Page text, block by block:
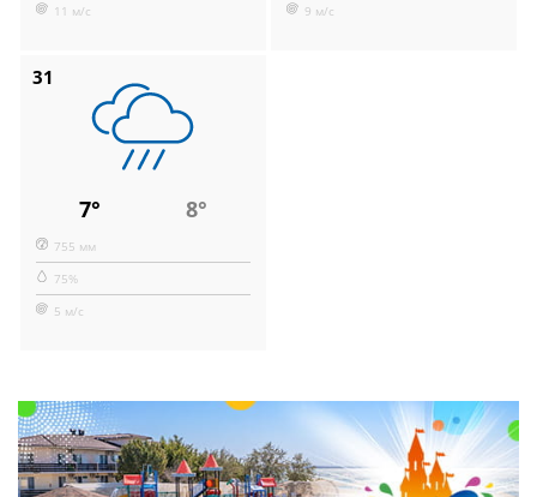
11 м/с
9 м/с
31
7° 8°
755 мм
75%
5 м/с